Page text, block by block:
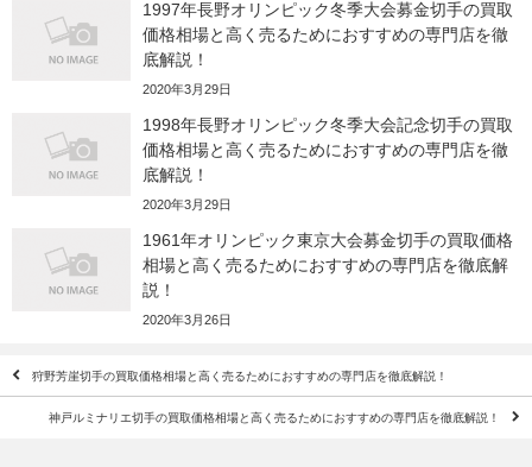
1997年長野オリンピック冬季大会募金切手の買取
価格相場と高く売るためにおすすめの専門店を徹
底解説！
2020年3月29日
1998年長野オリンピック冬季大会記念切手の買取
価格相場と高く売るためにおすすめの専門店を徹
底解説！
2020年3月29日
1961年オリンピック東京大会募金切手の買取価格
相場と高く売るためにおすすめの専門店を徹底解
説！
2020年3月26日
狩野芳崖切手の買取価格相場と高く売るためにおすすめの専門店を徹底解説！
神戸ルミナリエ切手の買取価格相場と高く売るためにおすすめの専門店を徹底解説！